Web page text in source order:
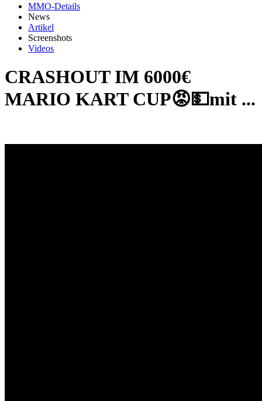
MMO-Details
News
Artikel
Screenshots
Videos
CRASHOUT IM 6000€
MARIO KART CUP😡💵mit ...